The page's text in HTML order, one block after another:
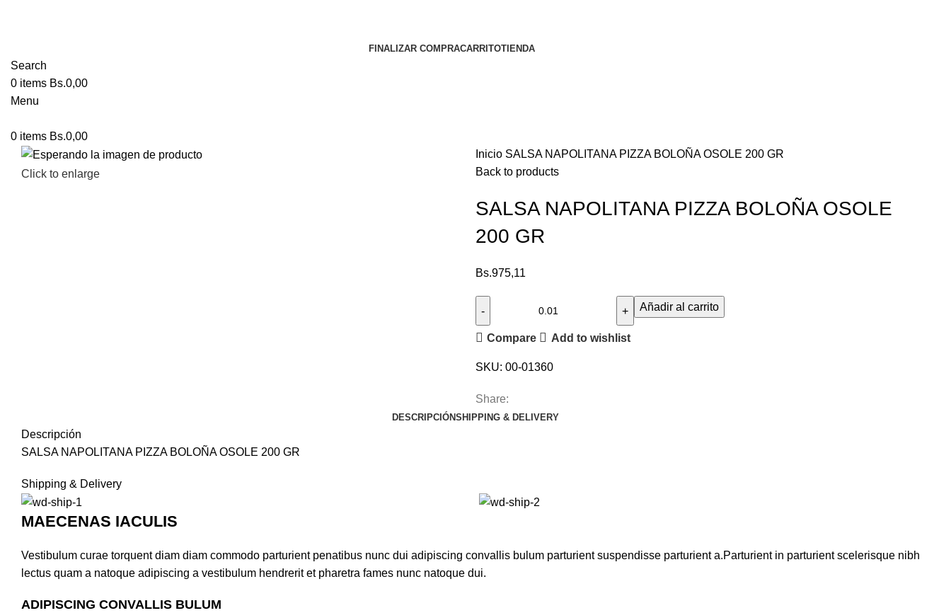
FINALIZAR COMPRACARRITOTIENDA
Search
0 items Bs.0,00
Menu
0 items Bs.0,00
Click to enlarge
Inicio SALSA NAPOLITANA PIZZA BOLOÑA OSOLE 200 GR
Back to products
SALSA NAPOLITANA PIZZA BOLOÑA OSOLE
200 GR
Bs.975,11
Añadir al carrito
Compare Add to wishlist
SKU: 00-01360
Share:
DESCRIPCIÓNSHIPPING & DELIVERY
Descripción
SALSA NAPOLITANA PIZZA BOLOÑA OSOLE 200 GR
Shipping & Delivery
MAECENAS IACULIS
Vestibulum curae torquent diam diam commodo parturient penatibus nunc dui adipiscing convallis bulum parturient suspendisse parturient a.Parturient in parturient scelerisque nibh
lectus quam a natoque adipiscing a vestibulum hendrerit et pharetra fames nunc natoque dui.
ADIPISCING CONVALLIS BULUM